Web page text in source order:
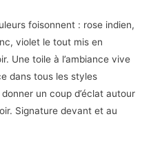
foisonnent : rose indien,
violet le tout mis en
Une toile à l’ambiance vive
dans tous les styles
un coup d’éclat autour
Signature devant et au